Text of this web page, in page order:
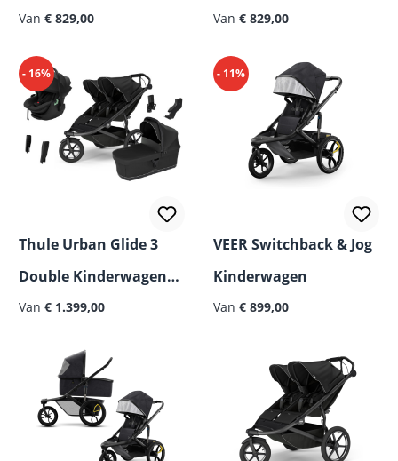
incl. Maxi Cosi Pebble
360 Pro 2 I-Size
Van € 829,00
2026
Van € 829,00
- 16%
Thule Urban Glide 3
Double Kinderwagen
Set 5-in-1
Van € 1.399,00
- 11%
VEER Switchback & Jog
Kinderwagen
Van € 899,00